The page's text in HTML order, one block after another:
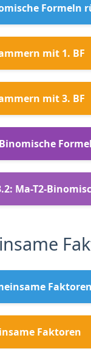
Formeln
mit 1. BF
mit 3. BF
Ma-T2-
Faktoren